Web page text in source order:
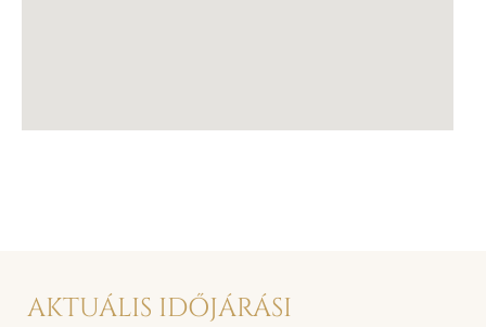
AKTUÁLIS IDŐJÁRÁSI